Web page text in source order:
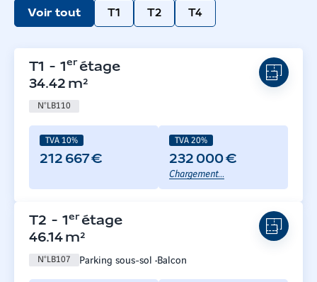
Voir tout T1 T2 T4
T1 - 1er étage
34.42 m²
N°LB110
TVA 10%
212 667 €
TVA 20%
232 000 €
Chargement...
T2 - 1er étage
46.14 m²
N°LB107 Parking sous-sol Balcon